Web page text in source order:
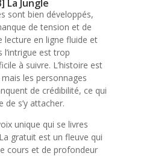
La Jungle
sont bien développés,
de tension et de
lecture en ligne fluide et
est trop
à suivre. L’histoire est
les personnages
de crédibilité, ce qui
de s’y attacher.
unique qui se livres
gratuit est un fleuve qui
cours et de profondeur